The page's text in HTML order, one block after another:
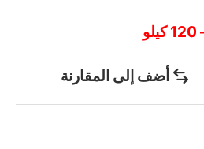
أضف إلى المقارنة